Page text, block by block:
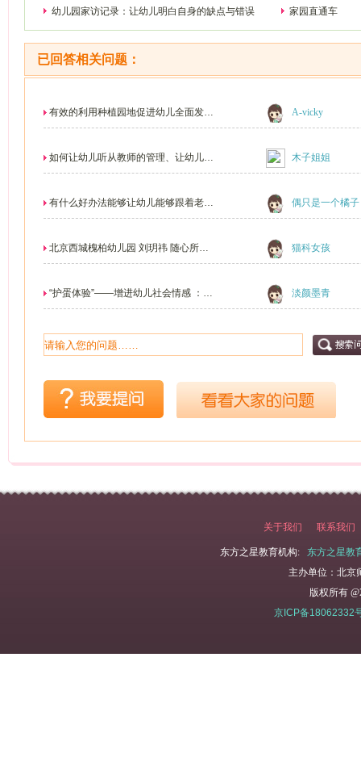
幼儿园家访记录：让幼儿明白自身的缺点与错误 家园直通车
已回答相关问题：
有效的利用种植园地促进幼儿全面发 A-vicky
如何让幼儿听从教师的管理、让幼儿喜 木子姐姐
有什么好办法能够让幼儿能够跟着老师 偶只是一个橘子
北京西城槐柏幼儿园 刘玥祎 随心所语 猫科女孩
“护蛋体验”——增进幼儿社会情感 ： 淡颜墨青
关于我们 联系我们
东方之星教育机构:
东方之星教
主办单位：北京
版权所有
京ICP备18062332